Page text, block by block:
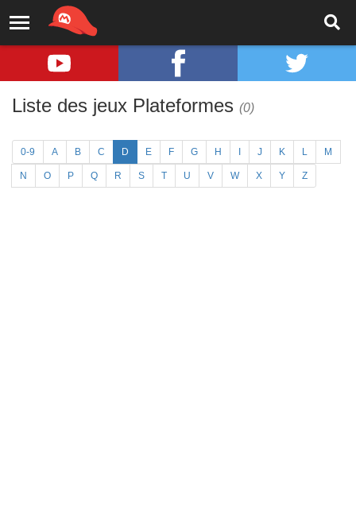
Liste des jeux Plateformes (0)
0-9 A B C D E F G H J K L M
N O P Q R S T U V W X Y Z